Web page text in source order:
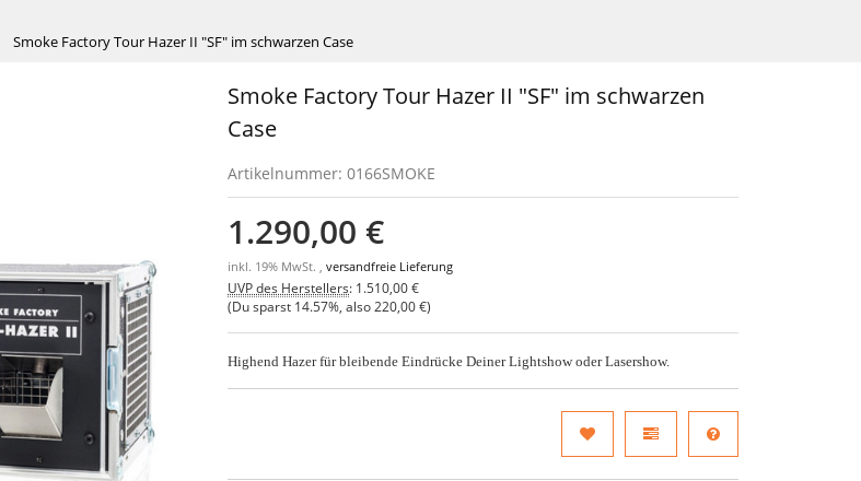
Smoke Factory Tour Hazer II "SF" im schwarzen Case
Smoke Factory Tour Hazer II "SF" im schwarzen
Case
Artikelnummer:0166SMOKE
1.290,00 €
inkl. 19% MwSt. ,versandfreie Lieferung
UVP des Herstellers: 1.510,00 €
(Du sparst 14.57% , also 220,00 €)
Highend Hazer für bleibende Eindrücke Deiner Lightshow oder Lasershow.